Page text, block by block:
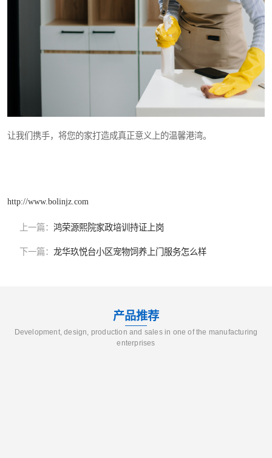
让我们携手，将您的家打造成真正意义上的温馨港湾。
http://www.bolinjz.com
上一篇： 鸿荣源熙院家政培训持证上岗
下一篇： 龙华玖悦台小区宠物饲养上门服务怎么样
产品推荐
Development, design, production and sales in one of the manufacturing
enterprises